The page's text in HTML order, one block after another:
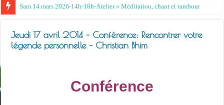
Jeudi 17 avril 2014 – Conférence: Rencontrer votre
légende personnelle – Christian Bhim
Conférence